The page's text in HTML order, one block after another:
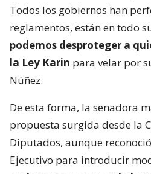
Todos los gobiernos han
reglamentos, están en todo
podemos desproteger a
la Ley Karin para velar por
Núñez.
De esta forma, la senadora
propuesta surgida desde la
Diputados, aunque
Ejecutivo para introducir